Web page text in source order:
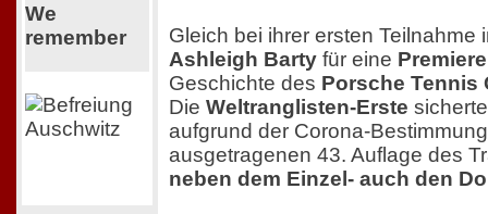
We
remember
Gleich bei ihrer ersten Teilnahme
Ashleigh Barty für eine Premiere
Geschichte des Porsche Tennis
Die Weltranglisten-Erste
aufgrund der Corona-
ausgetragenen 43. Auflage des
neben dem Einzel- auch den